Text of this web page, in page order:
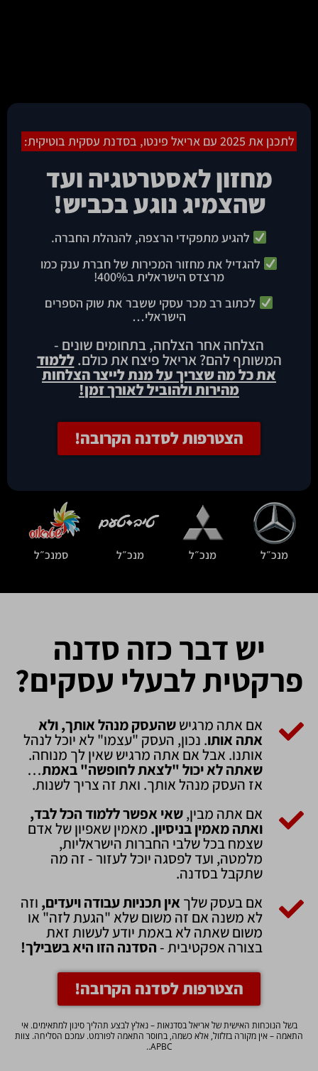
לתכנן את 2025 עם אריאל פינטו, בסדנת עסקית בוטיקית:
מחזון לאסטרטגיה ועד
שהצמיג נוגע בכביש!
להגיע מתפקידי הרצפה, להנהלת החברה.
להגדיל את מחזור המכירות של חברת ענק כמו
מרצדס הישראלית ב400%!
לכתוב רב מכר עסקי ששבר את שוק הספרים
הישראלי…
הצלחה אחר הצלחה, בתחומים שונים -
המשותף להם? אריאל פיצח את כולם.ללמוד
את כל מה שצריך על מנת לייצר הצלחות
מהירות ולהוביל לאורך זמן!
הצטרפות לסדנה הקרובה!
מנכ״ל מנכ״ל מנכ״ל סמנכ״ל
יש דבר כזה סדנה
פרקטית לבעלי עסקים?
אם אתה מרגיששהעסק מנהל אותך, ולא
אתה אותו. נכון, העסק "עצמו" לא יוכל לנהל
אותנו. אבל אם אתה מרגיש שאין לך מנוחה.
שאתה לא יכול "לצאת לחופשה" באמת…
אז העסק מנהל אותך. ואת זה צריך לשנות.
אם אתה מבין,שאי אפשר ללמוד הכל לבד,
ואתה מאמין בניסיון. מאמין שאפיון של אדם
שצמח בכל שלבי החברות הישראליות,
מלמטה, ועד לפסגה יוכל לעזור - זה מה
שתקבל בסדנה.
אם בעסק שלך אין תכניות עבודה ויעדים, וזה
לא משנה אם זה משום שלא "הגעת לזה" או
משום שאתה לא באמת יודע לעשות זאת
בצורה אפקטיבית - הסדנה הזו היא בשבילך!
הצטרפות לסדנה הקרובה!
בשל הנוכחות האישית של אריאל בסדנאות – נאלץ לבצע תהליך סינון למתאימים. אי
התאמה – אין מקורה בזלזול, אלא כשמה, בחוסר התאמה לפורמט. עמכם הסליחה. צוות
APBC..